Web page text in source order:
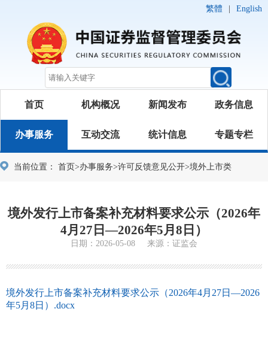
繁體 English
首页 机构概况 新闻发布 政务信息
办事服务 互动交流 统计信息 专题专栏
当前位置： 首页>办事服务>许可反馈意见公开>境外上市类
境外发行上市备案补充材料要求公示（2026年
4月27日—2026年5月8日）
日期：2026-05-08 来源：证监会
境外发行上市备案补充材料要求公示（2026年4月27日—2026
年5月8日）.docx